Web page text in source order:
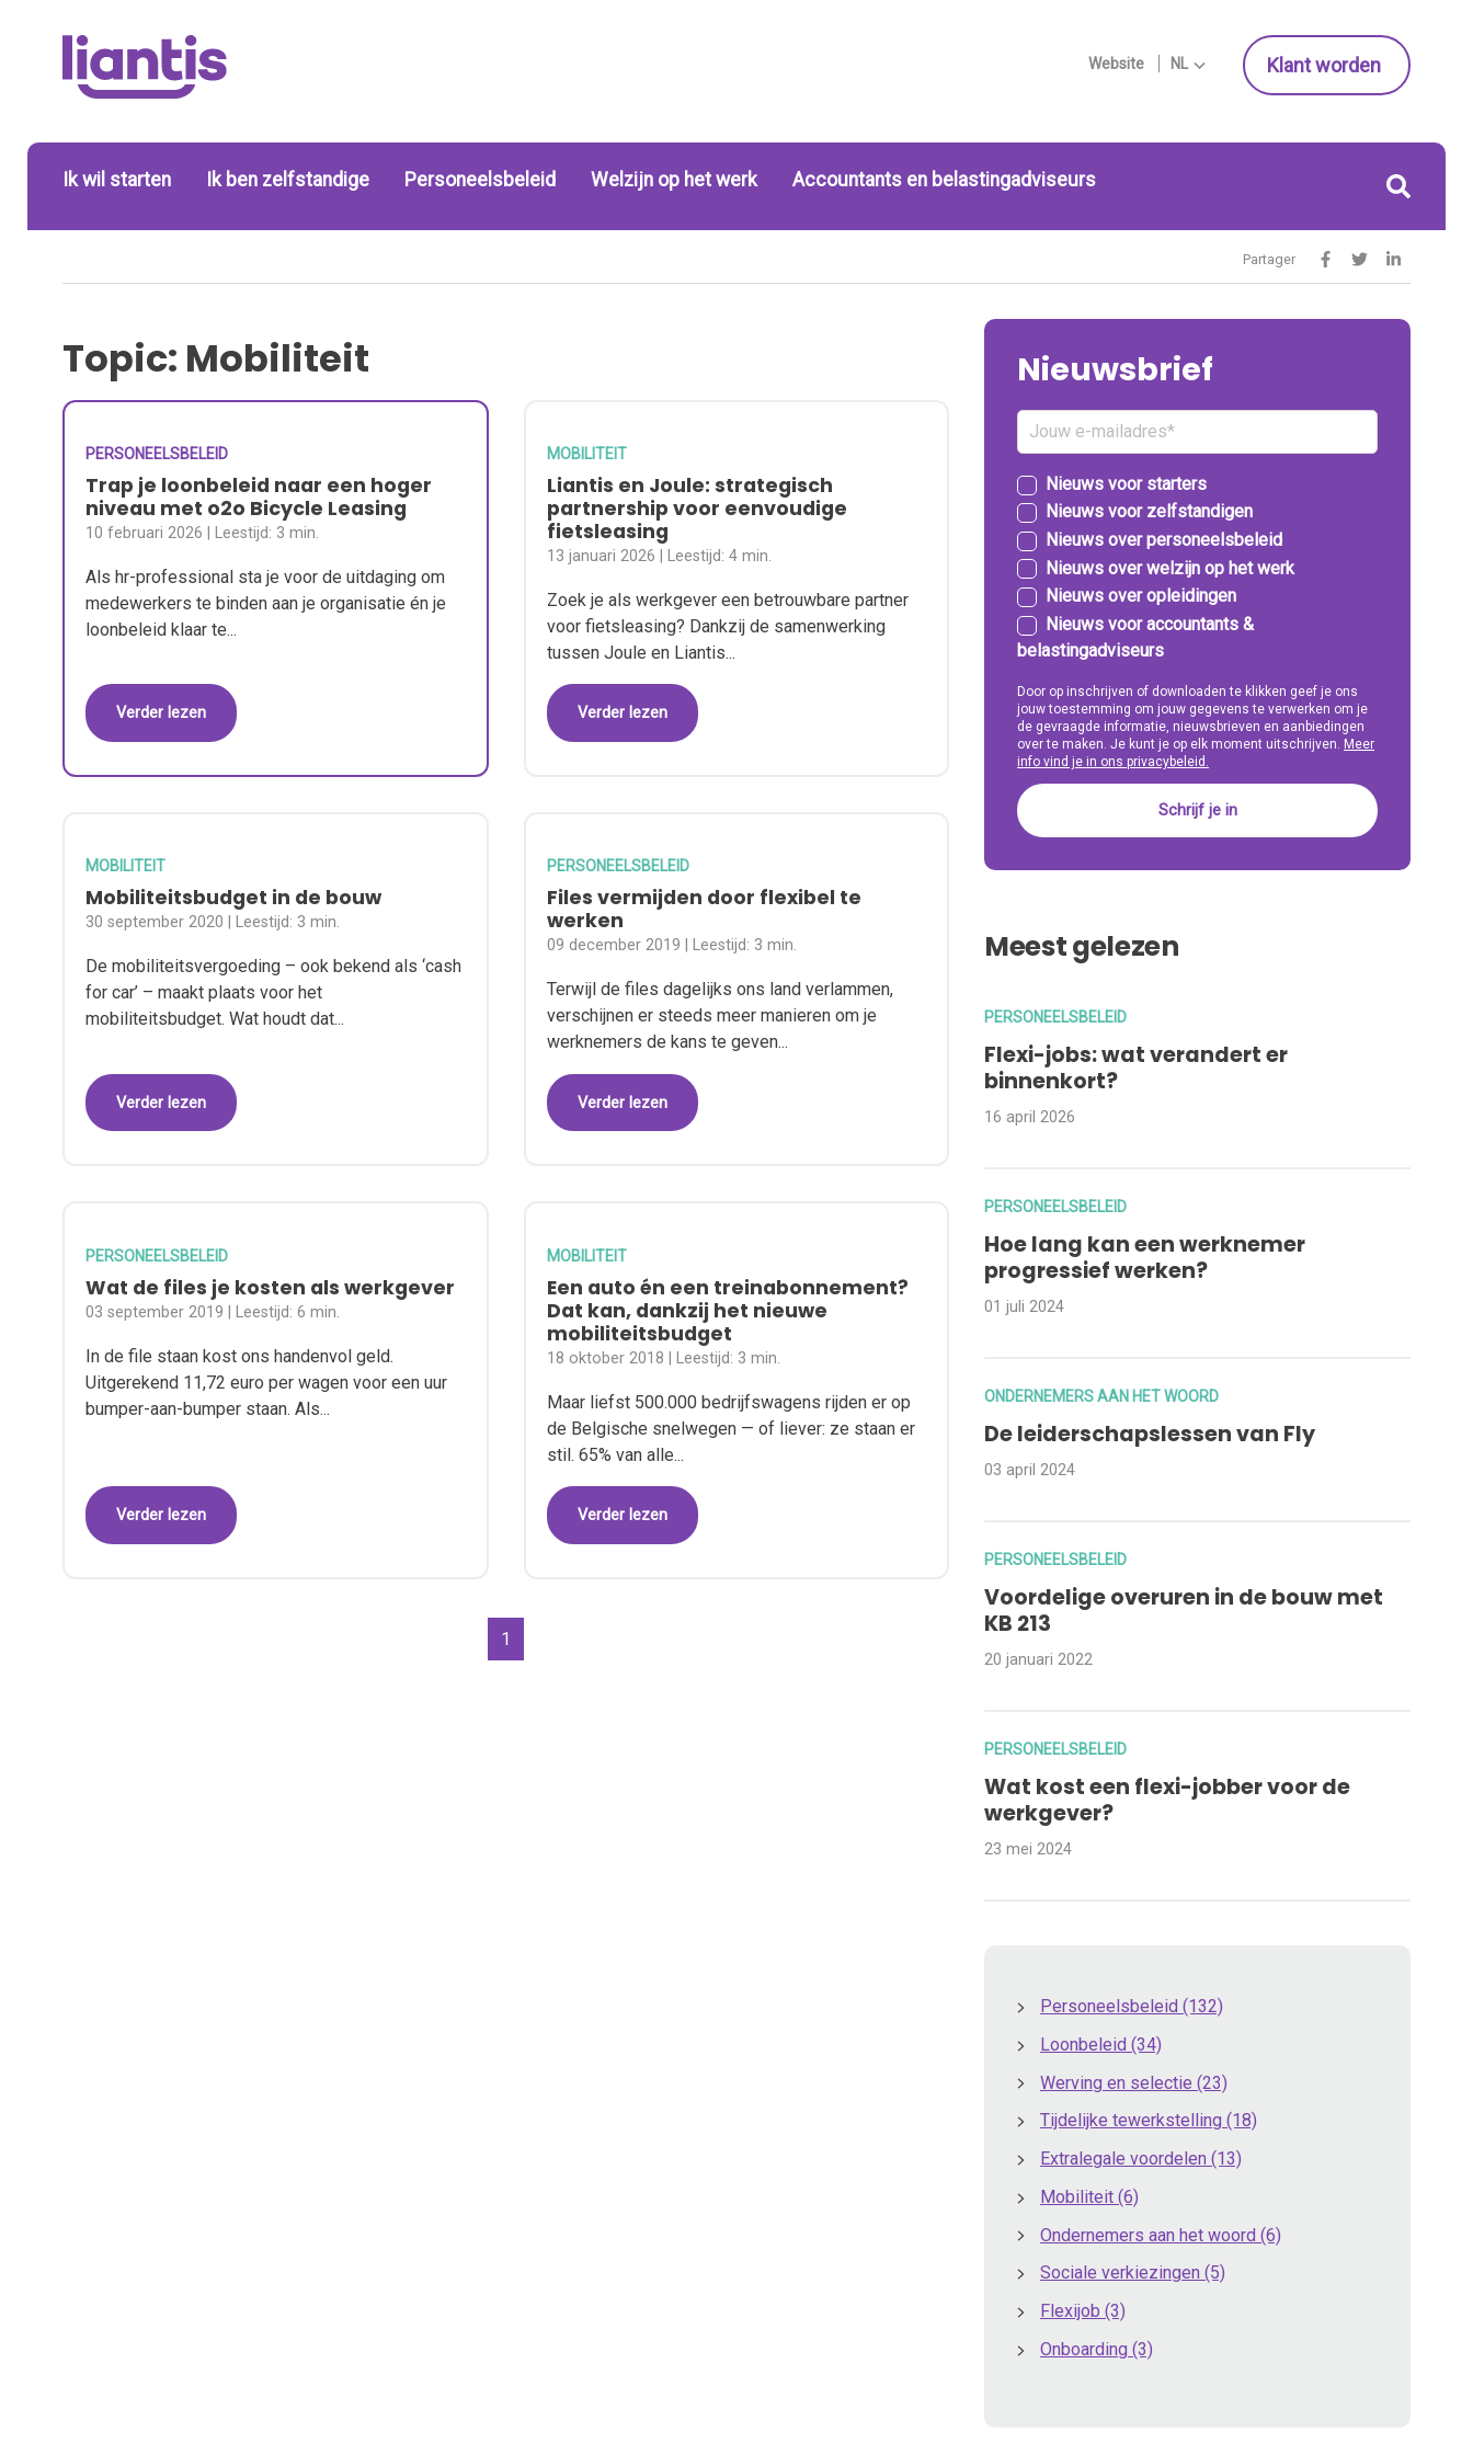
Website NL Klant worden
Ik wil starten Ik ben zelfstandige Personeelsbeleid Welzijn op het werk Accountants en belastingadviseurs
Partager
Topic: Mobiliteit
PERSONEELSBELEID
Trap je loonbeleid naar een hoger
niveau met o2o Bicycle Leasing
10 februari 2026 | Leestijd: 3 min.
Als hr-professional sta je voor de uitdaging om
medewerkers te binden aan je organisatie én je
loonbeleid klaar te...
Verder lezen
MOBILITEIT
Liantis en Joule: strategisch
partnership voor eenvoudige
fietsleasing
13 januari 2026 | Leestijd: 4 min.
Zoek je als werkgever een betrouwbare partner
voor fietsleasing? Dankzij de samenwerking
tussen Joule en Liantis...
Verder lezen
MOBILITEIT
Mobiliteitsbudget in de bouw
30 september 2020 | Leestijd: 3 min.
De mobiliteitsvergoeding – ook bekend als ‘cash
for car’ – maakt plaats voor het
mobiliteitsbudget. Wat houdt dat...
Verder lezen
PERSONEELSBELEID
Files vermijden door flexibel te
werken
09 december 2019 | Leestijd: 3 min.
Terwijl de files dagelijks ons land verlammen,
verschijnen er steeds meer manieren om je
werknemers de kans te geven...
Verder lezen
PERSONEELSBELEID
Wat de files je kosten als werkgever
03 september 2019 | Leestijd:6 min.
In de file staan kost ons handenvol geld.
Uitgerekend 11,72 euro per wagen voor een uur
bumper-aan-bumper staan. Als...
Verder lezen
MOBILITEIT
Een auto én een treinabonnement?
Dat kan, dankzij het nieuwe
mobiliteitsbudget
18 oktober 2018 | Leestijd: 3 min.
Maar liefst 500.000 bedrijfswagens rijden er op
de Belgische snelwegen — of liever: ze staan er
stil. 65% van alle...
Verder lezen
1
Nieuwsbrief
Nieuws voor starters
Nieuws voor zelfstandigen
Nieuws over personeelsbeleid
Nieuws over welzijn op het werk
Nieuws over opleidingen
Nieuws voor accountants &
belastingadviseurs
Door op inschrijven of downloaden te klikken geef je ons
jouw toestemming om jouw gegevens te verwerken om je
de gevraagde informatie, nieuwsbrieven en aanbiedingen
over te maken. Je kunt je op elk moment uitschrijven. Meer
info vind je in ons privacybeleid.
Meest gelezen
PERSONEELSBELEID
Flexi-jobs: wat verandert er
binnenkort?
16 april 2026
PERSONEELSBELEID
Hoe lang kan een werknemer
progressief werken?
01 juli 2024
ONDERNEMERS AAN HET WOORD
De leiderschapslessen van Fly
03 april 2024
PERSONEELSBELEID
Voordelige overuren in de bouw met
KB 213
20 januari 2022
PERSONEELSBELEID
Wat kost een flexi-jobber voor de
werkgever?
23 mei 2024
Personeelsbeleid(132)
Loonbeleid(34)
Werving en selectie(23)
Tijdelijke tewerkstelling(18)
Extralegale voordelen(13)
Mobiliteit(6)
Ondernemers aan het woord(6)
Sociale verkiezingen(5)
Flexijob(3)
Onboarding(3)